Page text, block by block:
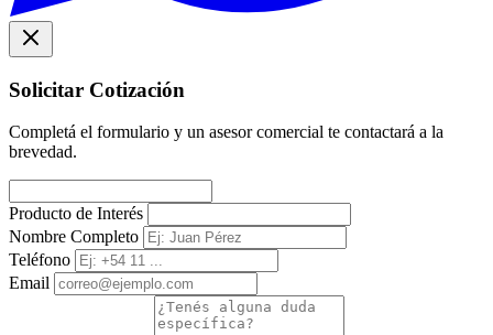
Solicitar Cotización
Completá el formulario y un asesor comercial te contactará a la
brevedad.
Producto de Interés
Nombre Completo
Teléfono
Email